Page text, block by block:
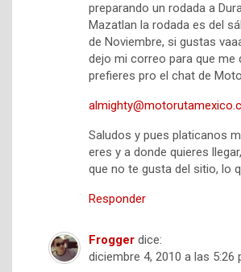
preparando un rodada a
Mazatlan la rodada es del
de Noviembre, si gustas
dejo mi correo para que me
prefieres pro el chat de
Saludos y pues platicanos
eres y a donde quieres
que no te gusta del sitio, lo
Responder
Frogger dice:
diciembre 4, 2010 a las 5:26